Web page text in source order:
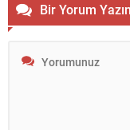
Bir Yorum Yazın